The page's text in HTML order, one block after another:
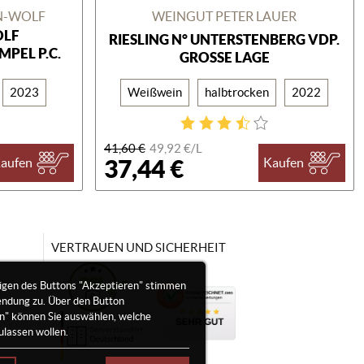
WOLF
P.C.
2023
WEINGUT PETER LAUER
RIESLING N° UNTERSTENBERG VDP.
GROSSE LAGE
Weißwein halbtrocken 2022
41,60 € 49,92 €/L
37,44 € Kaufen
des Buttons "Akzeptieren" stimmen
zu. Über den Button
können Sie auswählen, welche
wollen.
VERTRAUEN UND SICHERHEIT